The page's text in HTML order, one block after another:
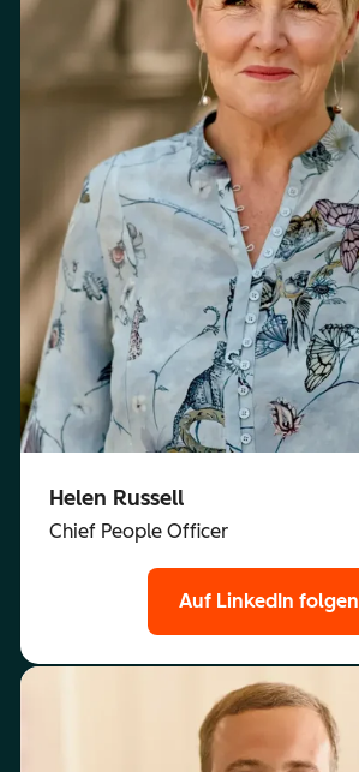
Helen Russell
Chief People Officer
Auf LinkedIn folgen